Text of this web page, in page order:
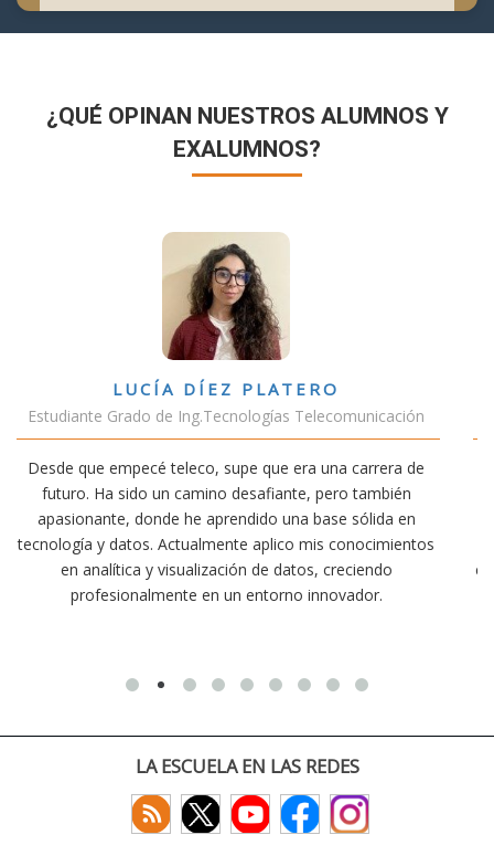
¿QUÉ OPINAN NUESTROS ALUMNOS Y
EXALUMNOS?
de
en
VÍCTOR SÁNCHEZ VALENCIA
Estudiante Doble Grado Teleco-ADE
Estudiar teleco me ha permitido comprender cómo
conectividad afecta nuestra vida diaria. Aunque la
exige esfuerzo, he dedicado parte de mi tiempo a
actividades como el salvamento y socorrismo.
convencido de que elegir teleco ha sido una de las
decisiones que he tomado.
LA ESCUELA EN LAS REDES